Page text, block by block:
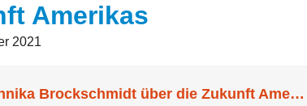
Amerikas
2021
Annika Brockschmidt über die Zukunft Amerikas